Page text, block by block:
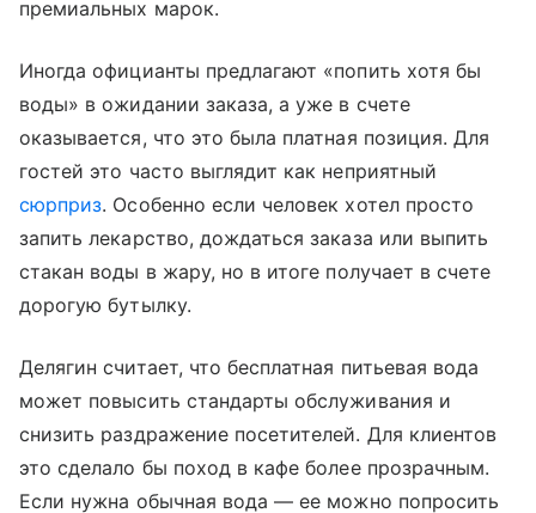
премиальных марок.
Иногда официанты предлагают «попить хотя бы
воды» в ожидании заказа, а уже в счете
оказывается, что это была платная позиция. Для
гостей это часто выглядит как неприятный
сюрприз. Особенно если человек хотел просто
запить лекарство, дождаться заказа или выпить
стакан воды в жару, но в итоге получает в счете
дорогую бутылку.
Делягин считает, что бесплатная питьевая вода
может повысить стандарты обслуживания и
снизить раздражение посетителей. Для клиентов
это сделало бы поход в кафе более прозрачным.
Если нужна обычная вода — ее можно попросить